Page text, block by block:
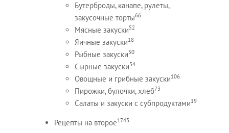
Бутерброды, канапе, рулеты,
закусочные торты66
Мясные закуски52
Яичные закуски18
Рыбные закуски50
Сырные закуски54
Овощные и грибные закуски106
Пирожки, булочки, хлеб73
Салаты и закуски с субпродуктами19
Рецепты на второе1743